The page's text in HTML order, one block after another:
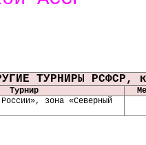
ТУРНИРЫ РСФСР,
Турнир
зона «Северный